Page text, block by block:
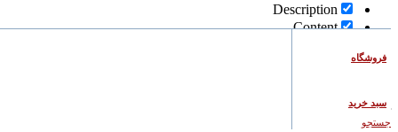
فروشگاه
سبد خرید
جستجو
Description
Content
Click outside to hide the comparison bar
Compare